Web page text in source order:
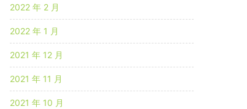
2022 年 2 月
2022 年 1 月
2021 年 12 月
2021 年 11 月
2021 年 10 月